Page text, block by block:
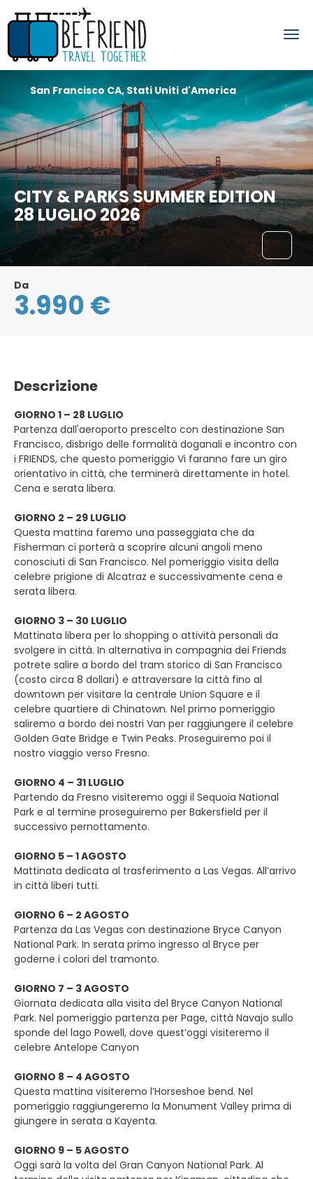
CITY & PARKS SUMMER EDITION
28 LUGLIO 2026
San Francisco CA, Stati Uniti d'America
Da
3.990 €
Descrizione
GIORNO 1 – 28 LUGLIO
Partenza dall'aeroporto prescelto con destinazione San
Francisco, disbrigo delle formalità doganali e incontro con
i FRIENDS, che questo pomeriggio Vi faranno fare un giro
orientativo in città, che terminerà direttamente in hotel.
Cena e serata libera.
GIORNO 2 – 29 LUGLIO
Questa mattina faremo una passeggiata che da
Fisherman ci porterà a scoprire alcuni angoli meno
conosciuti di San Francisco. Nel pomeriggio visita della
celebre prigione di Alcatraz e successivamente cena e
serata libera.
GIORNO 3 – 30 LUGLIO
Mattinata libera per lo shopping o attività personali da
svolgere in città. In alternativa in compagnia dei Friends
potrete salire a bordo del tram storico di San Francisco
(costo circa 8 dollari) e attraversare la città fino al
downtown per visitare la centrale Union Square e il
celebre quartiere di Chinatown. Nel primo pomeriggio
saliremo a bordo dei nostri Van per raggiungere il celebre
Golden Gate Bridge e Twin Peaks. Proseguiremo poi il
nostro viaggio verso Fresno.
GIORNO 4 – 31 LUGLIO
Partendo da Fresno visiteremo oggi il Sequoia National
Park e al termine proseguiremo per Bakersfield per il
successivo pernottamento.
GIORNO 5 – 1 AGOSTO
Mattinata dedicata al trasferimento a Las Vegas. All’arrivo
in città liberi tutti.
GIORNO 6 – 2 AGOSTO
Partenza da Las Vegas con destinazione Bryce Canyon
National Park. In serata primo ingresso al Bryce per
goderne i colori del tramonto.
GIORNO 7 – 3 AGOSTO
Giornata dedicata alla visita del Bryce Canyon National
Park. Nel pomeriggio partenza per Page, città Navajo sullo
sponde del lago Powell, dove quest’oggi visiteremo il
celebre Antelope Canyon
GIORNO 8 – 4 AGOSTO
Questa mattina visiteremo l’Horseshoe bend. Nel
pomeriggio raggiungeremo la Monument Valley prima di
giungere in serata a Kayenta.
GIORNO 9 – 5 AGOSTO
Oggi sarà la volta del Gran Canyon National Park. Al